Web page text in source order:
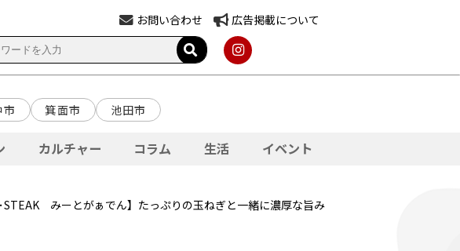
お問い合わせ 広告掲載について
市 箕面市 池田市
カルチャー コラム 生活 イベント
STEAK みーとがぁでん】たっぷりの玉ねぎと一緒に濃厚な旨み